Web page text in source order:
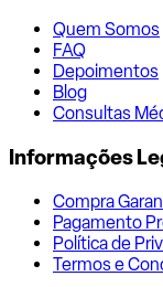
Quem Somos
FAQ
Depoimentos
Blog
Consultas
Informações
Compra
Pagamento
Política de
Termos e